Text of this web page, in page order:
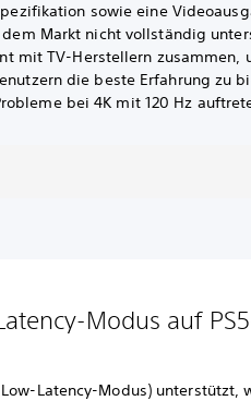
sowie eine
Markt nicht vollständig
mit TV-Herstellern zusammen,
die beste Erfahrung zu
bei 4K mit 120 Hz
Modus auf
Latency-Modus) unterstützt,